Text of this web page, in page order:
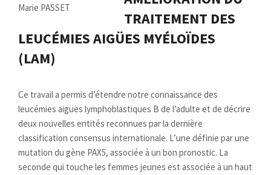
Marie PASSET
TRAITEMENT DES
LEUCÉMIES AIGÜES MYÉLOÏDES
(LAM)
Ce travail a permis d’étendre notre connaissance des
leucémies aiguës lymphoblastiques B de l’adulte et de décrire
deux nouvelles entités reconnues par la dernière
classification consensus internationale. L’une définie par une
mutation du gène PAX5, associée à un bon pronostic. La
seconde qui touche les femmes jeunes est associée à un haut